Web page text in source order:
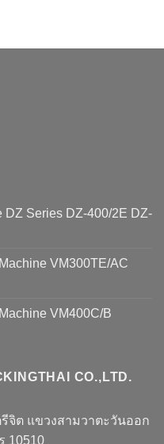
Series DZ-400/2E DZ-
VM300TE/AC
VM400C/B
CO.,LTD.
จิต แขวงสามวาตะวันออก
10510